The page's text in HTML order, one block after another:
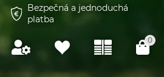
Bezpečná a jednoduchá
platba
0